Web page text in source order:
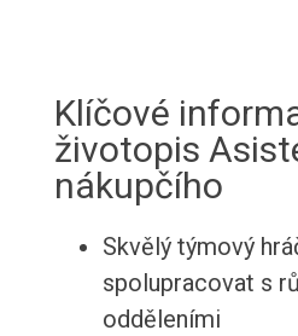
Klíčové
životopis
nákupčího
Skvělý týmový
spolupracovat s
odděleními